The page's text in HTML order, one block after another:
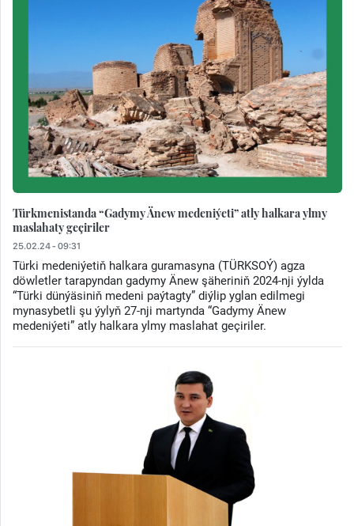
Türkmenistanda “Gadymy Änew medeniýeti” atly halkara ylmy
maslahaty geçiriler
25.02.24 - 09:31
Türki medeniýetiň halkara guramasyna (TÜRKSOÝ) agza
döwletler tarapyndan gadymy Änew şäheriniň 2024-nji ýylda
“Türki dünýäsiniň medeni paýtagty” diýlip yglan edilmegi
mynasybetli şu ýylyň 27-nji martynda “Gadymy Änew
medeniýeti” atly halkara ylmy maslahat geçiriler.